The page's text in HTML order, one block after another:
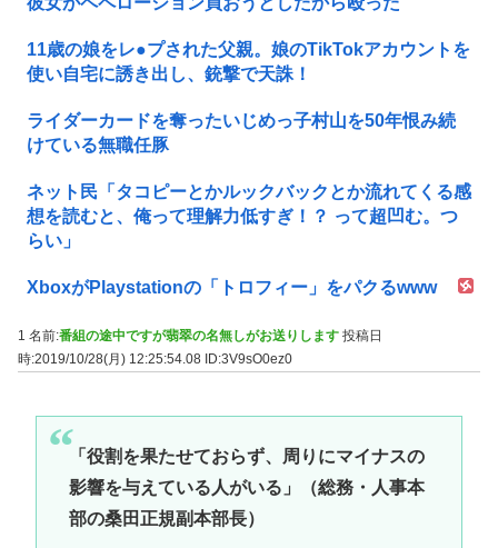
11歳の娘をレ●プされた父親。娘のTikTokアカウントを
使い自宅に誘き出し、銃撃で天誅！
ライダーカードを奪ったいじめっ子村山を50年恨み続
けている無職任豚
ネット民「タコピーとかルックバックとか流れてくる感
想を読むと、俺って理解力低すぎ！？ って超凹む。つ
らい」
XboxがPlaystationの「トロフィー」をパクるwww
1 名前:番組の途中ですが翡翠の名無しがお送りします 投稿日
時:2019/10/28(月) 12:25:54.08 ID:3V9sO0ez0
「役割を果たせておらず、周りにマイナスの
影響を与えている人がいる」（総務・人事本
部の桑田正規副本部長）